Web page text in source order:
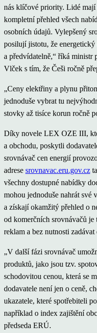
nás klíčové priority. Lidé
kompletní přehled všech
osobních údajů. Vylepšený
posilují jistotu, že
a předvídatelně,“ říká ministr
Vlček s tím, že Češi ročně
„Ceny elektřiny a plynu
jednoduše vybrat tu
stovky až tisíce korun ročně
Díky novele LEX OZE III,
a obchodu, poskytli
srovnávač cen energií
adrese srovnavac.eru.gov.cz
všechny dostupné nabídky
mohou jednoduše nahrát své
a získají okamžitý přehled o
od komerčních srovnávačů je
reklam a bez nutnosti zadávat
„V další fázi srovnávač
produktů, jako jsou tzv.
schodovitou cenou, která se
dodavatele není jen o ceně,
ukazatele, které spotřebiteli
například o index zajištění
předseda ERÚ.